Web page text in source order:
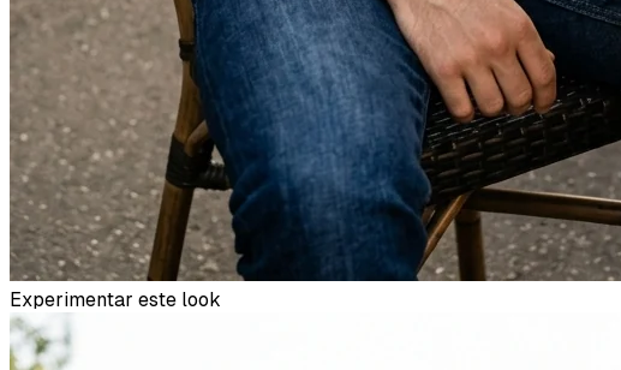
Experimentar este look